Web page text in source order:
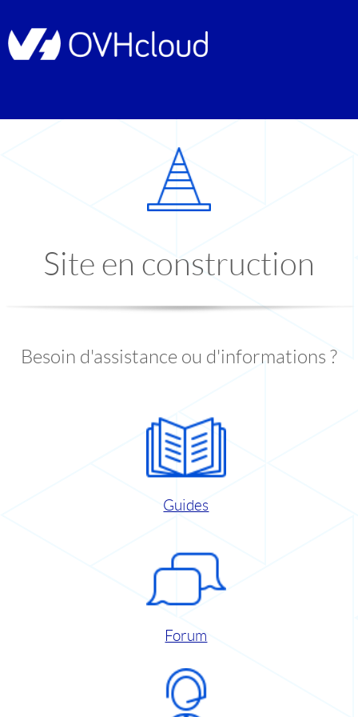
Site en construction
Besoin d'assistance ou d'informations ?
Guides
Forum